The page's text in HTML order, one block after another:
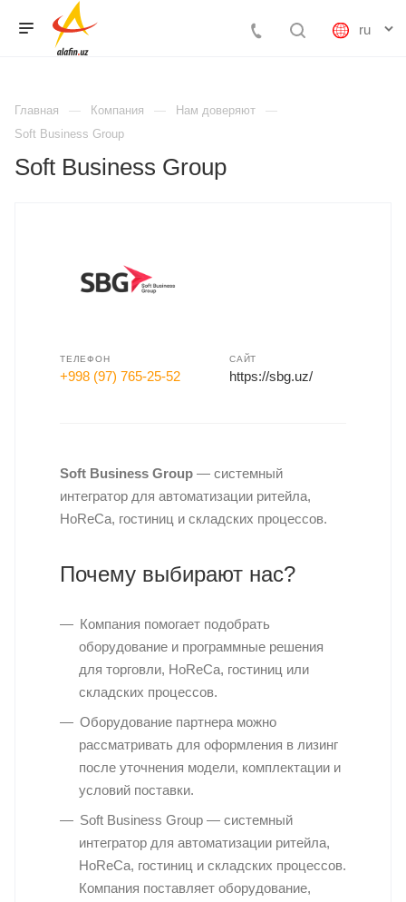
Главная Компания
Нам доверяют
Soft Business Group
Soft Business Group
ТЕЛЕФОН
+998 (97) 765-25-52
САЙТ
https://sbg.uz/
Soft Business Group — системный
интегратор для автоматизации ритейла,
HoReCa, гостиниц и складских процессов.
Почему выбирают нас?
Компания помогает подобрать
оборудование и программные решения
для торговли, HoReCa, гостиниц или
складских процессов.
Оборудование партнера можно
рассматривать для оформления в лизинг
после уточнения модели, комплектации и
условий поставки.
Soft Business Group — системный
интегратор для автоматизации ритейла,
HoReCa, гостиниц и складских процессов.
Компания поставляет оборудование,